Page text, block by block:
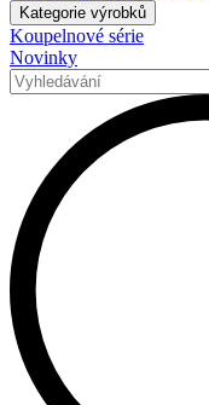
Kategorie výrobků
Koupelnové série
Novinky